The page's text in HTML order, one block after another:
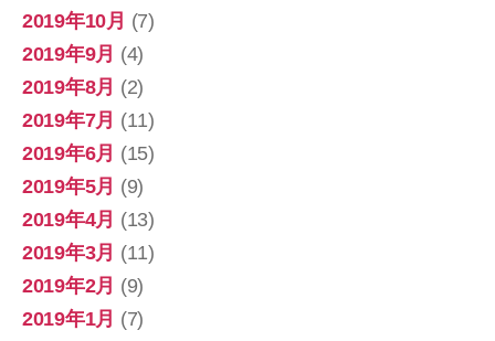
2019年10月 (7)
2019年9月 (4)
2019年8月 (2)
2019年7月 (11)
2019年6月 (15)
2019年5月 (9)
2019年4月 (13)
2019年3月 (11)
2019年2月 (9)
2019年1月 (7)